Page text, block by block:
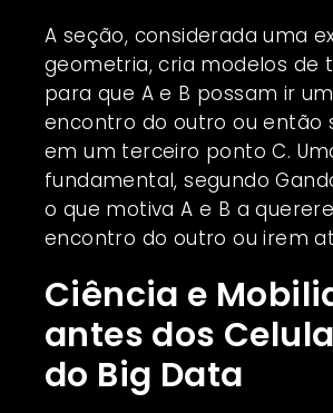
A seção, considerada uma
geometria, cria modelos de
para que A e B possam ir
encontro do outro ou então
em um terceiro ponto C.
fundamental, segundo
o que motiva A e B a
encontro do outro ou irem
Ciência e
antes dos
do Big Data